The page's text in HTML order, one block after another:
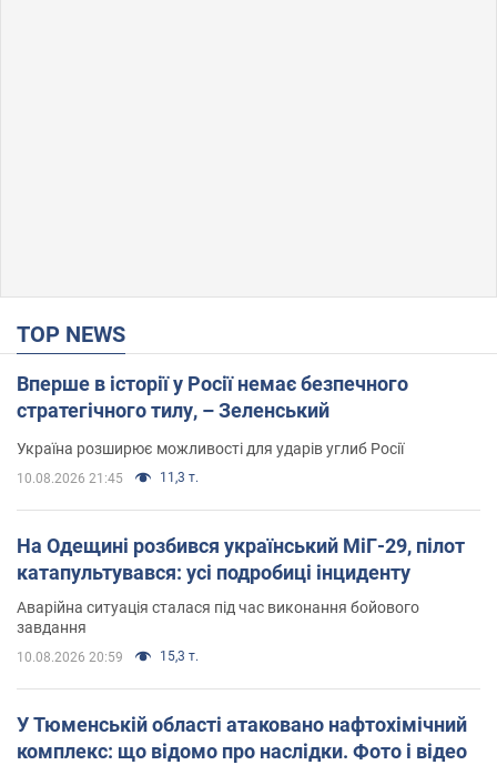
TOP NEWS
Вперше в історії у Росії немає безпечного
стратегічного тилу, – Зеленський
Україна розширює можливості для ударів углиб Росії
10.08.2026 21:45 11,3 т.
На Одещині розбився український МіГ-29, пілот
катапультувався: усі подробиці інциденту
Аварійна ситуація сталася під час виконання бойового
завдання
10.08.2026 20:59 15,3 т.
У Тюменській області атаковано нафтохімічний
комплекс: що відомо про наслідки. Фото і відео